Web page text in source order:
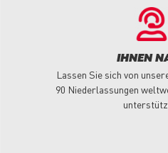
IHNEN
Lassen Sie sich von
90 Niederlassungen